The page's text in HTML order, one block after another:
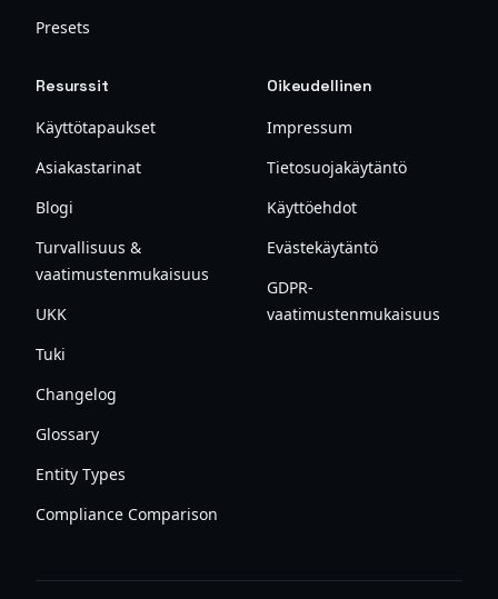
Presets
Resurssit
Käyttötapaukset
Asiakastarinat
Blogi
Turvallisuus &
vaatimustenmukaisuus
UKK
Tuki
Changelog
Glossary
Entity Types
Compliance Comparison
Oikeudellinen
Impressum
Tietosuojakäytäntö
Käyttöehdot
Evästekäytäntö
GDPR-
vaatimustenmukaisuus